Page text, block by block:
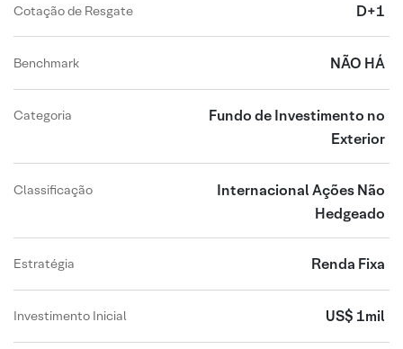
Cotação de Resgate D+1
Benchmark NÃO HÁ
Categoria
Fundo de Investimento no
Exterior
Classificação
Internacional Ações Não
Hedgeado
Estratégia Renda Fixa
Investimento Inicial US$ 1mil